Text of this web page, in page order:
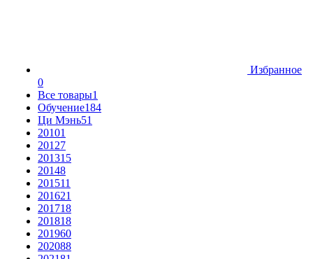
Избранное
0
Все товары1
Обучение184
Ци Мэнь51
20101
20127
201315
20148
201511
201621
201718
201818
201960
202088